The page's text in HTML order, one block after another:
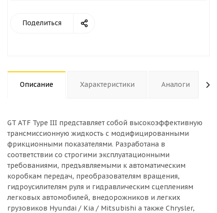
Поделиться
Описание Характеристики Аналоги
GT ATF Type III представляет собой высокоэффективную
трансмиссионную жидкость с модифицированными
фрикционными показателями. Разработана в
соответствии со строгими эксплуатационными
требованиями, предъявляемыми к автоматическим
коробкам передач, преобразователям вращения,
гидроусилителям руля и гидравлическим сцеплениям
легковых автомобилей, внедорожников и легких
грузовиков Hyundai / Kia / Mitsubishi а также Chrysler,